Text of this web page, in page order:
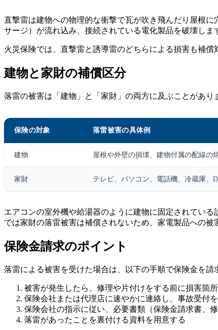
直撃雷は建物への物理的な衝撃で瓦が吹き飛んだり屋根
サージ）が流れ込み、接続されている電化製品を破壊し
火災保険では、直撃雷と誘導雷のどちらによる損害も補
建物と家財の補償区分
落雷の被害は「建物」と「家財」の両方に及ぶことがあ
保険の対象 落雷被害の具体例
建物 屋根や外壁の損壊、建物付属の配線の
家財 テレビ、パソコン、電話機、冷蔵庫、
エアコンの室外機や給湯器のように建物に固定されてい
では家財の落雷被害は補償されないため、家電製品への被
保険金請求のポイント
落雷による被害を受けた場合は、以下の手順で保険金を請
被害が発生したら、修理や片付けをする前に損害箇
保険会社または代理店に速やかに連絡し、事故受付を
保険会社の指示に従い、必要書類（保険金請求書、
落雷があったことを裏付ける資料を用意する